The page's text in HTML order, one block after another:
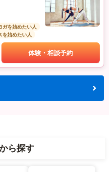
ガを始めたい人
を始めたい人
体験・相談予約
ら探す